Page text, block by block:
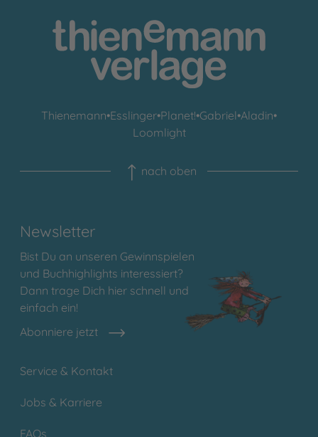
Thienemann•Esslinger•Planet!•Gabriel•Aladin•
Loomlight
nach oben
Newsletter
Bist Du an unseren Gewinnspielen
und Buchhighlights interessiert?
Dann trage Dich hier schnell und
einfach ein!
Abonniere jetzt
Service & Kontakt
Jobs & Karriere
FAQs